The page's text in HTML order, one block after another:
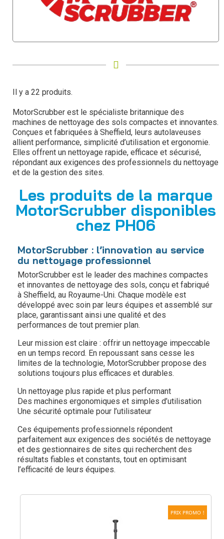
Il y a 22 produits.
MotorScrubber est le spécialiste britannique des
machines de nettoyage des sols compactes et innovantes.
Conçues et fabriquées à Sheffield, leurs autolaveuses
allient performance, simplicité d’utilisation et ergonomie.
Elles offrent un nettoyage rapide, efficace et sécurisé,
répondant aux exigences des professionnels du nettoyage
et de la gestion des sites.
Les produits de la marque
MotorScrubber disponibles
chez PH06
MotorScrubber : l’innovation au service
du nettoyage professionnel
MotorScrubber est le leader des machines compactes
et innovantes de nettoyage des sols, conçu et fabriqué
à Sheffield, au Royaume-Uni. Chaque modèle est
développé avec soin par leurs équipes et assemblé sur
place, garantissant ainsi une qualité et des
performances de tout premier plan.
Leur mission est claire : offrir un nettoyage impeccable
en un temps record. En repoussant sans cesse les
limites de la technologie, MotorScrubber propose des
solutions toujours plus efficaces et durables.
Un nettoyage plus rapide et plus performant
Des machines ergonomiques et simples d’utilisation
Une sécurité optimale pour l’utilisateur
Ces équipements professionnels répondent
parfaitement aux exigences des sociétés de nettoyage
et des gestionnaires de sites qui recherchent des
résultats fiables et constants, tout en optimisant
l’efficacité de leurs équipes.
PRIX PROMO !